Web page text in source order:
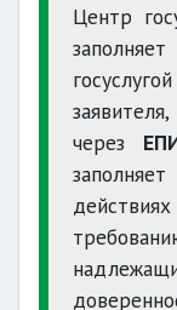
ЕПИГУ
Центр
через